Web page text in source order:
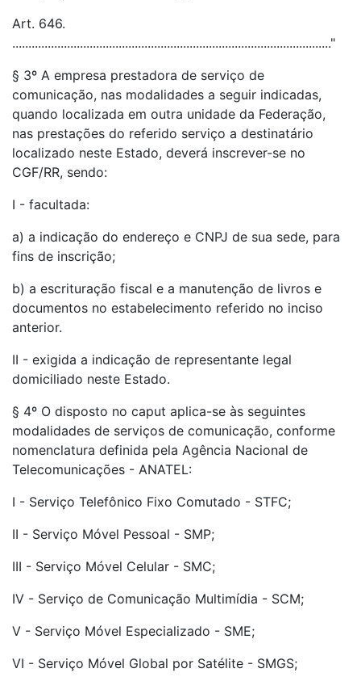
Art. 646.
..................................................................................................."
§ 3º A empresa prestadora de serviço de
comunicação, nas modalidades a seguir indicadas,
quando localizada em outra unidade da Federação,
nas prestações do referido serviço a destinatário
localizado neste Estado, deverá inscrever-se no
CGF/RR, sendo:
I - facultada:
a) a indicação do endereço e CNPJ de sua sede, para
fins de inscrição;
b) a escrituração fiscal e a manutenção de livros e
documentos no estabelecimento referido no inciso
anterior.
II - exigida a indicação de representante legal
domiciliado neste Estado.
§ 4º O disposto no caput aplica-se às seguintes
modalidades de serviços de comunicação, conforme
nomenclatura definida pela Agência Nacional de
Telecomunicações - ANATEL:
I - Serviço Telefônico Fixo Comutado - STFC;
II - Serviço Móvel Pessoal - SMP;
III - Serviço Móvel Celular - SMC;
IV - Serviço de Comunicação Multimídia - SCM;
V - Serviço Móvel Especializado - SME;
VI - Serviço Móvel Global por Satélite - SMGS;